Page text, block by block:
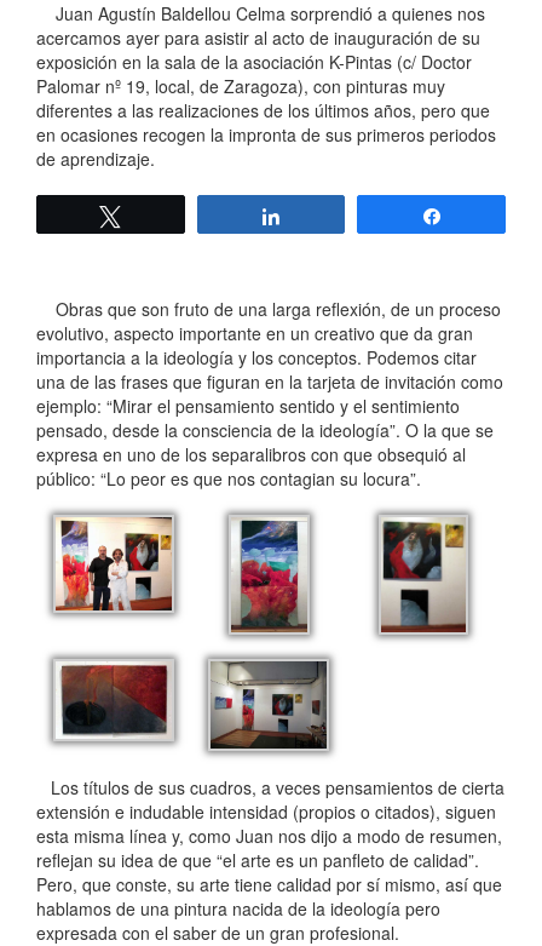
Juan Agustín Baldellou Celma sorprendió a quienes nos
acercamos ayer para asistir al acto de inauguración de su
exposición en la sala de la asociación K-Pintas (c/ Doctor
Palomar nº 19, local, de Zaragoza), con pinturas muy
diferentes a las realizaciones de los últimos años, pero que
en ocasiones recogen la impronta de sus primeros periodos
de aprendizaje.
Obras que son fruto de una larga reflexión, de un proceso
evolutivo, aspecto importante en un creativo que da gran
importancia a la ideología y los conceptos. Podemos citar
una de las frases que figuran en la tarjeta de invitación como
ejemplo: “Mirar el pensamiento sentido y el sentimiento
pensado, desde la consciencia de la ideología”. O la que se
expresa en uno de los separalibros con que obsequió al
público: “Lo peor es que nos contagian su locura”.
Los títulos de sus cuadros, a veces pensamientos de cierta
extensión e indudable intensidad (propios o citados), siguen
esta misma línea y, como Juan nos dijo a modo de resumen,
reflejan su idea de que “el arte es un panfleto de calidad”.
Pero, que conste, su arte tiene calidad por sí mismo, así que
hablamos de una pintura nacida de la ideología pero
expresada con el saber de un gran profesional.